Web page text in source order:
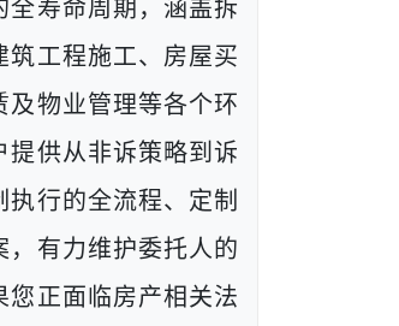
全寿命周期，涵盖拆
筑工程施工、房屋买
及物业管理等各个环
提供从非诉策略到诉
行的全流程、定制
，有力维护委托人的
您正面临房产相关法